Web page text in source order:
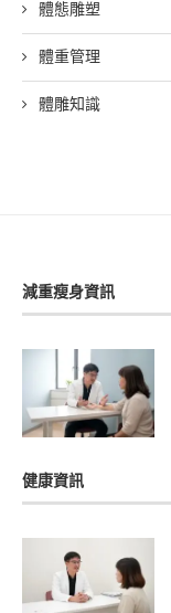
體態雕塑
體重管理
體雕知識
減重瘦身資訊
健康資訊